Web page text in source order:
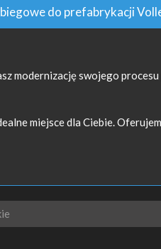
do prefabrykacji
modernizację swojego
miejsce dla Ciebie.